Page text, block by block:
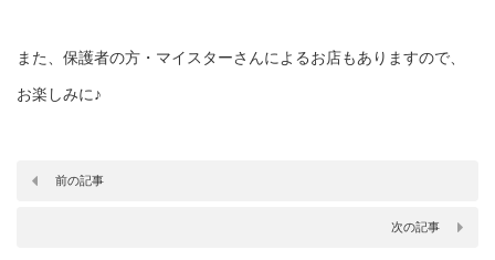
また、保護者の方・マイスターさんによるお店もありますので、
お楽しみに♪
前の記事
次の記事